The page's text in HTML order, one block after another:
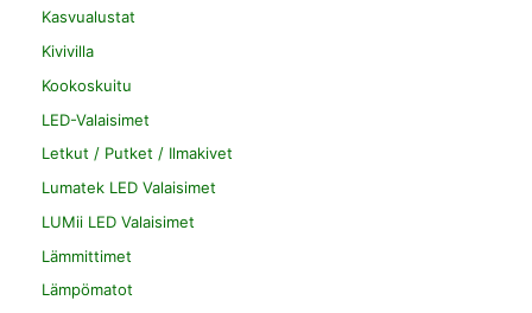
Kasvualustat
Kivivilla
Kookoskuitu
LED-Valaisimet
Letkut / Putket / Ilmakivet
Lumatek LED Valaisimet
LUMii LED Valaisimet
Lämmittimet
Lämpömatot